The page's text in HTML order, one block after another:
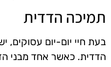
תמיכה הדדית
בעת חיי יום-יום עסוקים,
הדדית. כאשר אחד מבני